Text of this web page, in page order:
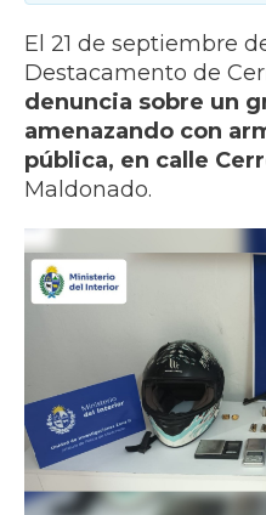
El 21 de septiembre
Destacamento de
denuncia sobre un
amenazando con
pública, en calle
Maldonado.